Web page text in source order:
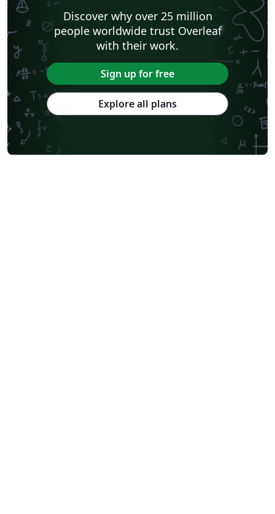
Discover why over 25 million
people worldwide trust Overleaf
with their work.
Sign up for free
Explore all plans